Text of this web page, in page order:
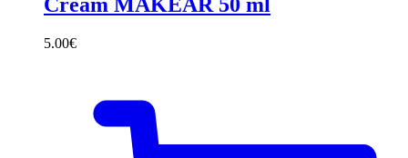
Cream MAKEAR 50 ml
5.00€